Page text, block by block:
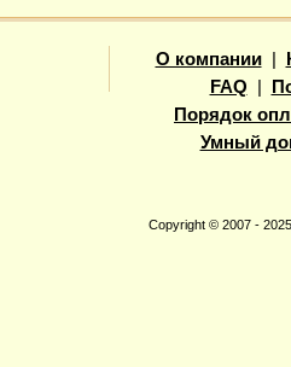
О компании|
FAQ
Порядок
Умный
Copyright © 2007 -